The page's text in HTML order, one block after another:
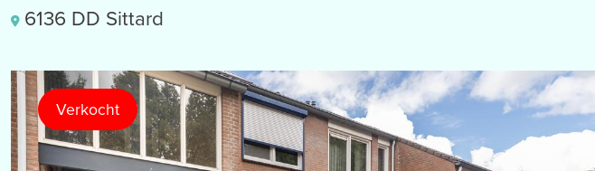
6136 DD Sittard
Verkocht